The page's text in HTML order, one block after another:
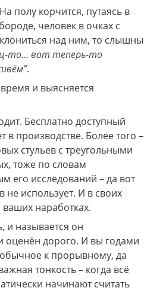
полу корчится, путаясь в
человек в очках с
над ним, то слышны
то… вот теперь-то
.
и выясняется
Бесплатно доступный
в производстве. Более того –
стульев с треугольными
тоже по словам
его исследований – да вот
не использует. И в своих
ваших наработках.
и называется он
оценён дорого. И вы годами
к прорывному, да
тонкость – когда всё
начинают считать